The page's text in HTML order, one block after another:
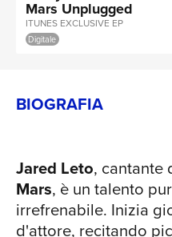
fortemente orientato
l'esordio della band
massimo e la chitarra
ed i testi trattano
spazio, al viaggio
scoperta di nuovi mondi. "A
LIE": LA
Mars Unplugged
ITUNES EXCLUSIVE EP
Digitale
BIOGRAFIA
Jared Leto, cantante
Mars, è un talento
irrefrenabile. Inizia
d'attore, recitando